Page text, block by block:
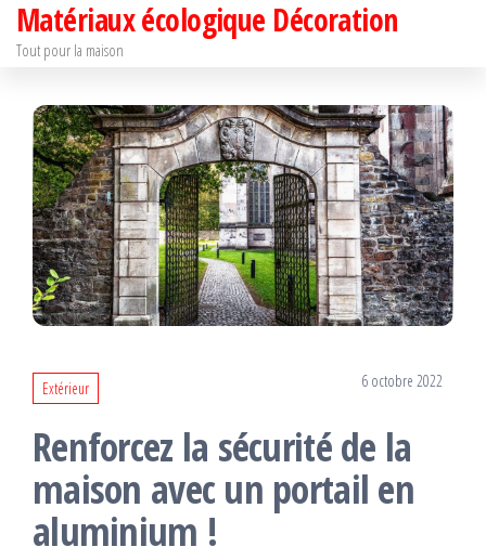
Passer
Matériaux écologique Décoration
Tout pour la maison
Extérieur 6 octobre 2022
Renforcez la sécurité de la
maison avec un portail en
aluminium !